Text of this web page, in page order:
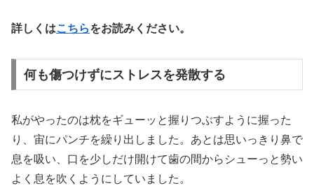
詳しくはこちらをお読みください。
何も傷つけずにストレスを発散する
私がやったのは枕をギューッと握りつぶすように握った
り、宙にパンチを繰り出しました。あとは思いっきり鼻で
息を吸い、口を少しだけ開けて歯の間からシューっと勢い
よく息を吹くようにしていました。